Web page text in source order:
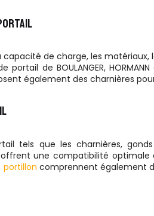
de charge, les
de BOULANGER, HORMANN
également des charnières
tels que les charnières,
offrent une compatibilité
comprennent également